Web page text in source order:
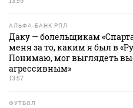
АЛЬФА-БАНК РПЛ
Даку — болельщикам
меня за то, каким я был в
Понимаю, мог выглядеть
агрессивным»
13:57
ФУТБОЛ